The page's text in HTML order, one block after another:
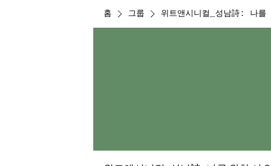
홈 그룹 위트앤시니컬_성남詩: 나